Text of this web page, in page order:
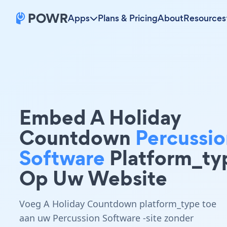
Apps Plans & PricingAboutResources
Embed A Holiday
Countdown
Software
Op Uw Website
Voeg A Holiday Countdown platform_type toe
aan uw Percussion Software -site zonder